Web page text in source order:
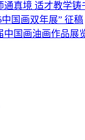
通真境 适才教学铸
中国画双年展” 征稿
中国画油画作品展